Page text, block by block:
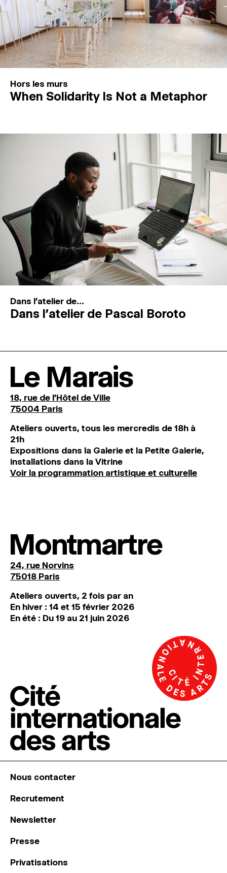
Hors les murs
When Solidarity Is Not a Metaphor
Dans l'atelier de...
Dans l’atelier de Pascal Boroto
Le Marais
18, rue de l'Hôtel de Ville
75004 Paris
Ateliers ouverts, tous les mercredis de 18h à
21h
Expositions dans la Galerie et la Petite Galerie,
installations dans la Vitrine
Voir la programmation artistique et culturelle
Montmartre
24, rue Norvins
75018 Paris
Ateliers ouverts, 2 fois par an
En hiver : 14 et 15 février 2026
En été : Du 19 au 21 juin 2026
Nous contacter
Recrutement
Newsletter
Presse
Privatisations